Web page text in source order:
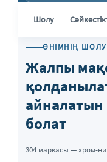
Шолу
ӨНІМНІҢ
Жалпы
айналатын
болат
304 маркасы — хром-